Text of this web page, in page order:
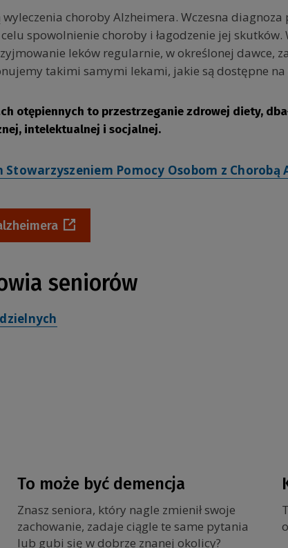
choroby Alzheimera. Wczesna diagnoza
spowolnienie choroby i łagodzenie jej skutków.
leków regularnie, w określonej dawce,
takimi samymi lekami, jakie są dostępne na
otępiennych to przestrzeganie zdrowej diety,
intelektualnej i socjalnej.
Stowarzyszeniem Pomocy Osobom z Chorobą
seniorów
To może być demencja
Znasz seniora, który nagle zmienił swoje
zachowanie, zadaje ciągle te same pytania
lub gubi się w dobrze znanej okolicy?